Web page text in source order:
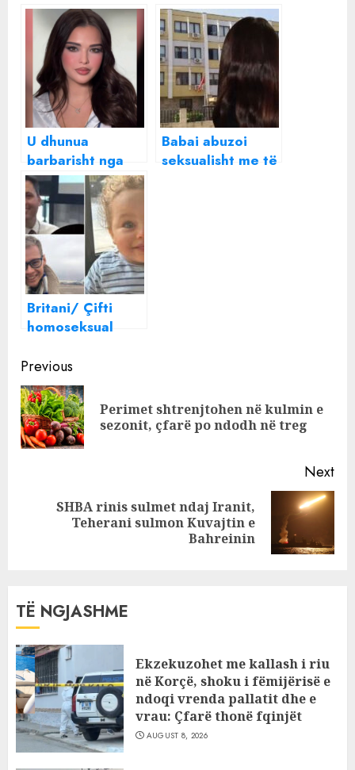
U dhunua
barbarisht nga
ish-bashkëshorti/
Letra e fundit e
Xhuana Nikollajt:
Nuk duroj dot
më… (detaje nga
historia tragjike)
Babai abuzoi
seksualisht me të
Britani/ Çifti
homoseksual
seksualisht me
foshnjën 13-
muajshe deri në
vdekje
Continue
Reading
Previous
Perimet shtrenjtohen në kulmin e
sezonit, çfarë po ndodh në treg
Next
SHBA rinis sulmet ndaj Iranit,
Teherani sulmon Kuvajtin e
Bahreinin
TË NGJASHME
Ekzekuzohet me kallash i riu
në Korçë, shoku i fëmijërisë e
ndoqi vrenda pallatit dhe e
vrau: Çfarë thonë fqinjët
AUGUST 8, 2026